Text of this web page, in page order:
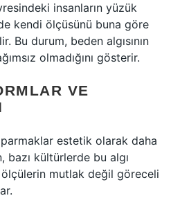
insanların yüzük
kendi ölçüsünü buna göre
Bu durum, beden algısının
olmadığını gösterir.
VE
estetik olarak daha
bazı kültürlerde bu algı
ölçülerin mutlak değil göreceli